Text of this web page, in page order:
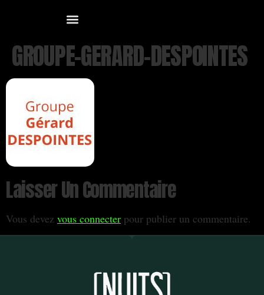
GROUPE-GERARD-DESPOINTES
Laisser Un Commentaire
Vous devez vous connecter pour publier un commentaire.